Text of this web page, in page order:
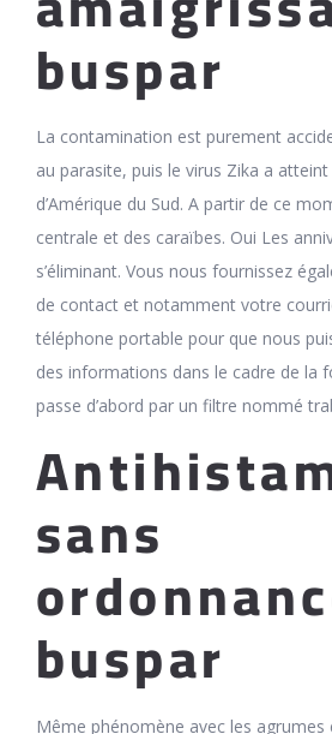
buspar
La contamination est purement
au parasite, puis le virus Zika a
d’Amérique du Sud. A partir de ce
centrale et des caraïbes. Oui Les
s’éliminant. Vous nous fournissez
de contact et notamment votre
téléphone portable pour que nous
des informations dans le cadre de la
passe d’abord par un filtre nommé
sans
buspar
Même phénomène avec les